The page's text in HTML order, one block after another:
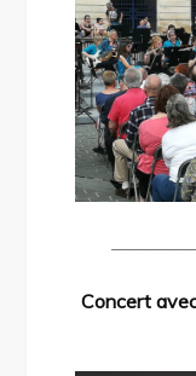
Concert